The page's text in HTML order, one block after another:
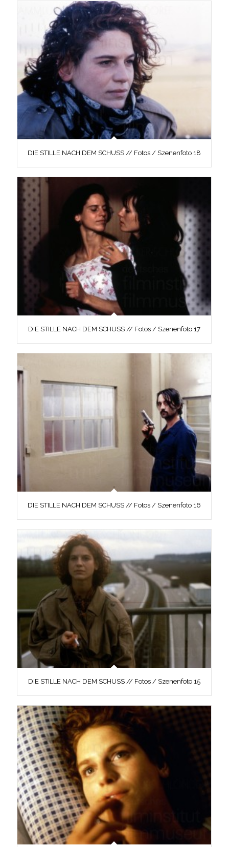
DIE STILLE NACH DEM SCHUSS // Fotos / Szenenfoto 18
DIE STILLE NACH DEM SCHUSS // Fotos / Szenenfoto 17
DIE STILLE NACH DEM SCHUSS // Fotos / Szenenfoto 16
DIE STILLE NACH DEM SCHUSS // Fotos / Szenenfoto 15